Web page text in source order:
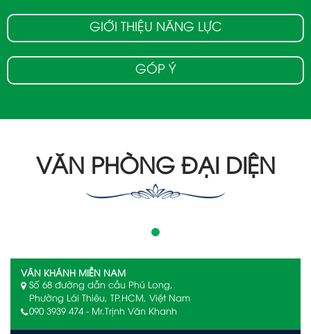
GIỚI THIỆU NĂNG LỰC
GÓP Ý
VĂN PHÒNG ĐẠI DIỆN
VÂN KHÁNH MIỀN NAM
Số 68 đường dẫn cầu Phú Long,
Phường Lái Thiêu, TP.HCM, Việt Nam
090 3939 474 - Mr.Trịnh Văn Khanh